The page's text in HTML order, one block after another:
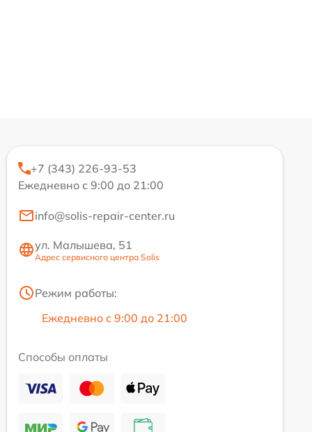
+7 (343) 226-93-53
Ежедневно с 9:00 до 21:00
info@solis-repair-center.ru
ул. Малышева, 51
Адрес сервисного центра Solis
Режим работы:
Ежедневно с 9:00 до 21:00
Способы оплаты